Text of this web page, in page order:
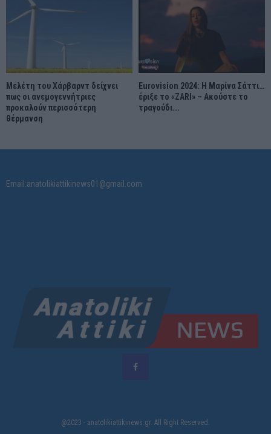
Μελέτη του Χάρβαρντ δείχνει
πως οι ανεμογεννήτριες
προκαλούν περισσότερη
θέρμανση
Eurovision 2024: Η Μαρίνα Σάττι…
έριξε το «ZARI» – Ακούστε το
τραγούδι...
Email:anatolikiattikinews01@gmail.com
@2023 - anatolikiattikinews.gr. All Right Reserved.